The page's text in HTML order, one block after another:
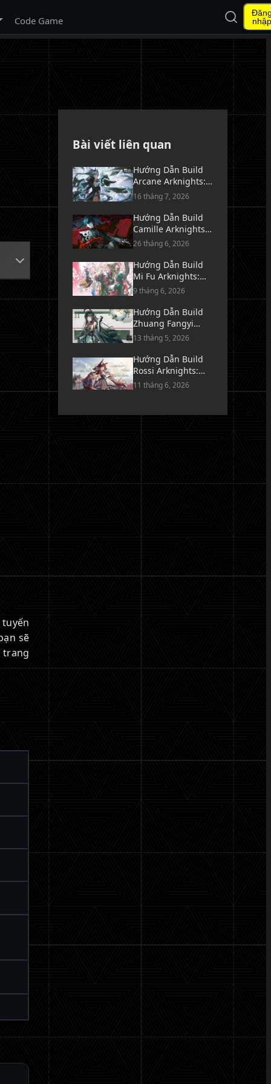
menu con
Code Game
Mở tìm
nhập
sẽ
trang
Bài viết liên quan
Hướng Dẫn Build
Arcane Arknights:
Endfield - Vũ Khí,
Trang Bị & Đội Hình
16 tháng 7, 2026
Hướng Dẫn Build
Camille Arknights:
Endfield - Vũ Khí,
Trang Bị & Đội Hình
26 tháng 6, 2026
Hướng Dẫn Build
Mi Fu Arknights:
Endfield - Vũ Khí,
Trang Bị & Đội Hình
9 tháng 6, 2026
Hướng Dẫn Build
Zhuang Fangyi
Arknights: Endfield
- Vũ Khí, Trang Bị &
Đội Hình
13 tháng 5, 2026
Hướng Dẫn Build
Rossi Arknights:
Endfield - Vũ Khí,
11 tháng 6, 2026